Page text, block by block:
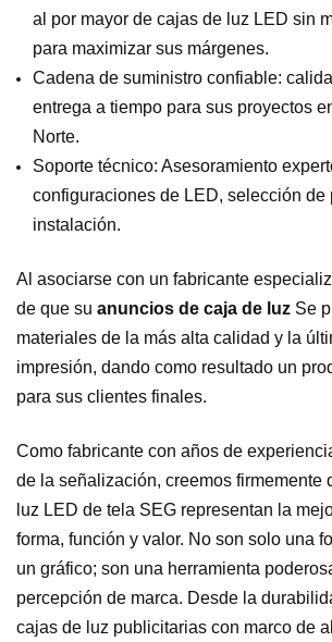
al por mayor de cajas de luz LED sin
para maximizar sus márgenes.
Cadena de suministro confiable:
entrega a tiempo para sus proyectos
Norte.
Soporte técnico: Asesoramiento
configuraciones de LED, selección de
instalación.
Al asociarse con un fabricante
de que su anuncios de caja de luz Se
materiales de la más alta calidad y la
impresión, dando como resultado un
para sus clientes finales.
Como fabricante con años de
de la señalización, creemos firmemente
luz LED de tela SEG representan la
forma, función y valor. No son solo una
un gráfico; son una herramienta
percepción de marca. Desde la
cajas de luz publicitarias con marco de